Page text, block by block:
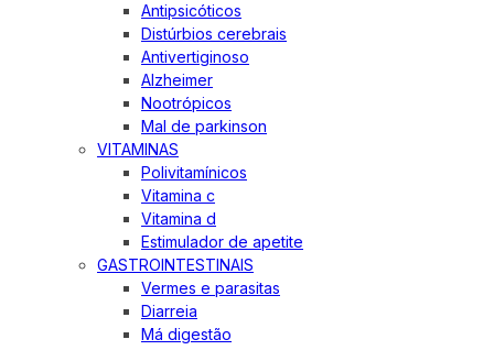
Antipsicóticos
Distúrbios cerebrais
Antivertiginoso
Alzheimer
Nootrópicos
Mal de parkinson
VITAMINAS
Polivitamínicos
Vitamina c
Vitamina d
Estimulador de apetite
GASTROINTESTINAIS
Vermes e parasitas
Diarreia
Má digestão